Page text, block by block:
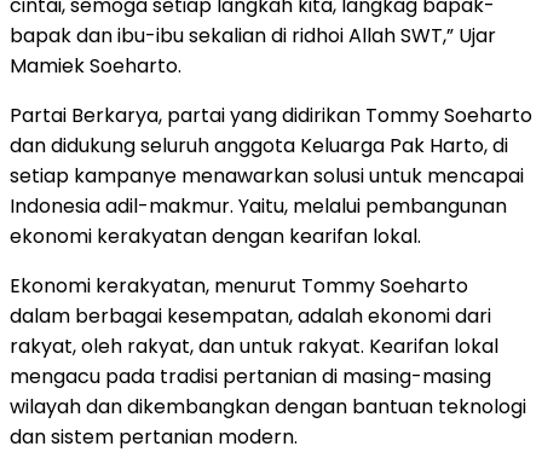
bapak dan ibu-ibu sekalian di ridhoi Allah SWT,” Ujar
Mamiek Soeharto.
Partai Berkarya, partai yang didirikan Tommy Soeharto
dan didukung seluruh anggota Keluarga Pak Harto, di
setiap kampanye menawarkan solusi untuk mencapai
Indonesia adil-makmur. Yaitu, melalui pembangunan
ekonomi kerakyatan dengan kearifan lokal.
Ekonomi kerakyatan, menurut Tommy Soeharto
dalam berbagai kesempatan, adalah ekonomi dari
rakyat, oleh rakyat, dan untuk rakyat. Kearifan lokal
mengacu pada tradisi pertanian di masing-masing
wilayah dan dikembangkan dengan bantuan teknologi
dan sistem pertanian modern.